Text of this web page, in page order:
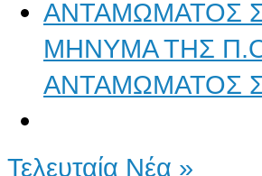
ΜΗΝΥΜΑ ΤΗΣ
ΑΝΤΑΜΩΜΑΤΟΣ
Τελευταία Νέα »